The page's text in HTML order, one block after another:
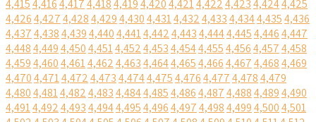
4,4154,4164,4174,4184,4194,4204,4214,4224,4234,4244,425
4,4264,4274,4284,4294,4304,4314,4324,4334,4344,4354,436
4,4374,4384,4394,4404,4414,4424,4434,4444,4454,4464,447
4,4484,4494,4504,4514,4524,4534,4544,4554,4564,4574,458
4,4594,4604,4614,4624,4634,4644,4654,4664,4674,4684,469
4,4704,4714,4724,4734,4744,4754,4764,4774,4784,479
4,4804,4814,4824,4834,4844,4854,4864,4874,4884,4894,490
4,4914,4924,4934,4944,4954,4964,4974,4984,4994,5004,501